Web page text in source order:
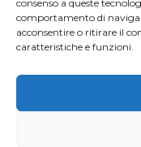
consenso a queste
comportamento di
acconsentire o ritirare il
caratteristiche e funzioni.
F
c
Y
u
Copyright © 2021